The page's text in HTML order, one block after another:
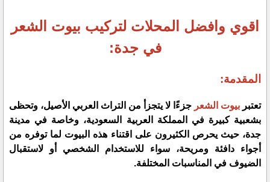
اقوي وافضل المحلات لتركيب بيوت الشعر
في جدة:
المقدمة:
تعتبر بيوت الشعر جزءًا لا يتجزأ من التراث العربي الأصيل، وتحظى
بشعبية كبيرة في المملكة العربية السعودية، وخاصة في مدينة
جدة، حيث يحرص الكثيرون على اقتناء هذه البيوت لما توفره من
أجواء دافئة ومريحة، سواء للاستخدام الشخصي أو لاستقبال
الضيوف في المناسبات المختلفة.